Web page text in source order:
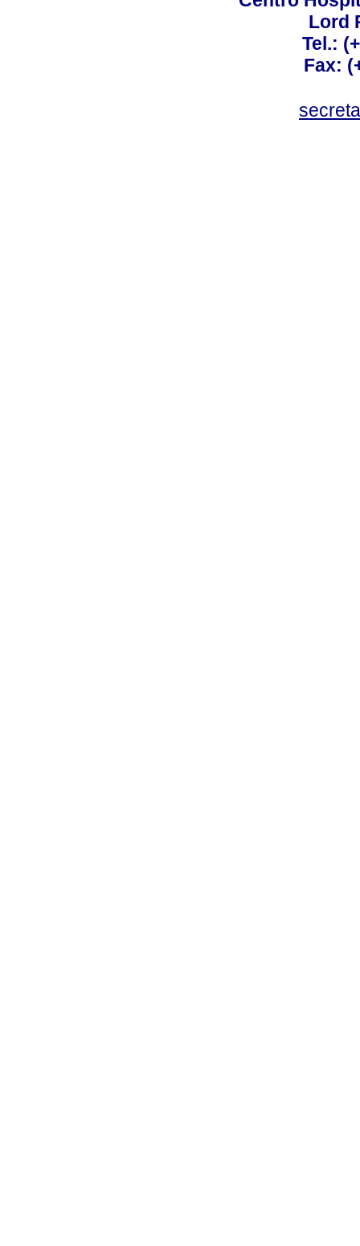
Lord
Tel.:
Fax: